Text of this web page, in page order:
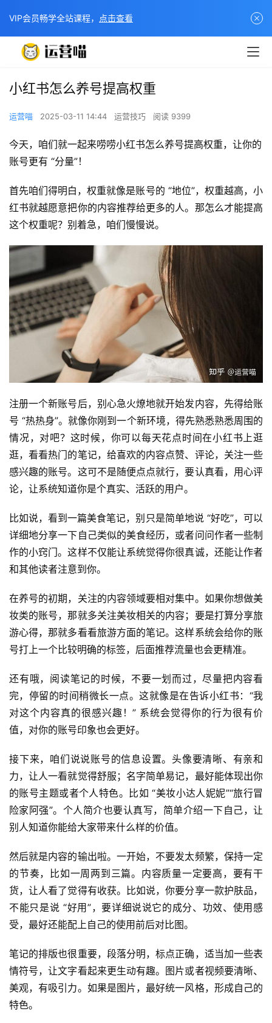
小红书怎么养号提高权重
运营喵 2025-03-11 14:44 运营技巧 阅读 9399
今天，咱们就一起来唠唠小红书怎么养号提高权重，让你的
账号更有 “分量”！
首先咱们得明白，权重就像是账号的 “地位”，权重越高，小
红书就越愿意把你的内容推荐给更多的人。那怎么才能提高
这个权重呢？别着急，咱们慢慢说。
注册一个新账号后，别心急火燎地就开始发内容，先得给账
号 “热热身”。就像你刚到一个新环境，得先熟悉熟悉周围的
情况，对吧？这时候，你可以每天花点时间在小红书上逛
逛，看看热门的笔记，给喜欢的内容点赞、评论，关注一些
感兴趣的账号。这可不是随便点点就行，要认真看，用心评
论，让系统知道你是个真实、活跃的用户。
比如说，看到一篇美食笔记，别只是简单地说 “好吃”，可以
详细地分享一下自己类似的美食经历，或者问问作者一些制
作的小窍门。这样不仅能让系统觉得你很真诚，还能让作者
和其他读者注意到你。
在养号的初期，关注的内容领域要相对集中。如果你想做美
妆类的账号，那就多关注美妆相关的内容；要是打算分享旅
游心得，那就多看看旅游方面的笔记。这样系统会给你的账
号打上一个比较明确的标签，后面推荐流量也会更精准。
还有哦，阅读笔记的时候，不要一划而过，尽量把内容看
完，停留的时间稍微长一点。这就像是在告诉小红书：“我
对这个内容真的很感兴趣！” 系统会觉得你的行为很有价
值，对你的账号印象也会更好。
接下来，咱们说说账号的信息设置。头像要清晰、有亲和
力，让人一看就觉得舒服；名字简单易记，最好能体现出你
的账号主题或者个人特色。比如 “美妆小达人妮妮”“旅行冒
险家阿强”。个人简介也要认真写，简单介绍一下自己，让
别人知道你能给大家带来什么样的价值。
然后就是内容的输出啦。一开始，不要发太频繁，保持一定
的节奏，比如一周两到三篇。内容质量一定要高，要有干
货，让人看了觉得有收获。比如说，你要分享一款护肤品，
不能只是说 “好用”，要详细说说它的成分、功效、使用感
受，最好还能配上自己的使用前后对比图。
笔记的排版也很重要，段落分明，标点正确，适当加一些表
情符号，让文字看起来更生动有趣。图片或者视频要清晰、
美观，有吸引力。如果是图片，最好统一风格，形成自己的
特色。
VIP会员畅学全站课程， 点击查看